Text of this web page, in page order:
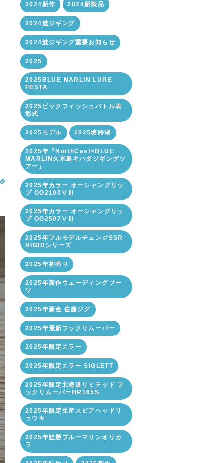
2024新作 2024新製品
2024鮭ジギング
2024鮭ジギング重要お知らせ
2025
2025BLUE MARLIN LURE
FESTA
2025ビックフィッシュバトル表
彰式
2025モデル 2025塘路湖
2025年『NorthCast×BLUE
MARLIN久米島キハダジギングツ
アー』
2025年カラー オーシャングリッ
プ OG2100ⅤⅢ
2025年カラー オーシャングリッ
プ OG2507ⅤⅢ
2025年フルモデルチェンジSSR
RIGIDシリーズ
2025年初売り
2025年新作ウェーディングブー
ツ
2025年新色 佐藤ジグ
2025年最新フックリムーバー
2025年限定カラー
2025年限定カラー SIGLETT
2025年限定北海道リミテッド フ
ックリムーバーHR165S
2025年限定生産スピアヘッドリ
ュウキ
2025年鮭勝ブルーマリンオリカ
ラ